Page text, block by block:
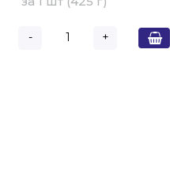
- +